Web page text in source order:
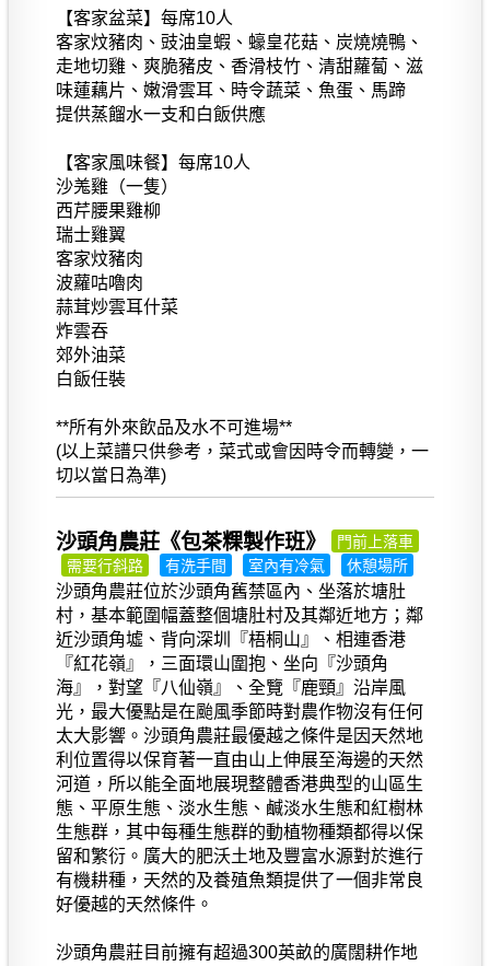
【客家盆菜】每席10人
客家炆豬肉、豉油皇蝦、蠔皇花菇、炭燒燒鴨、
走地切雞、爽脆豬皮、香滑枝竹、清甜蘿蔔、滋
味蓮藕片、嫩滑雲耳、時令蔬菜、魚蛋、馬蹄
提供蒸餾水一支和白飯供應
【客家風味餐】每席10人
沙羗雞（一隻）
西芹腰果雞柳
瑞士雞翼
客家炆豬肉
波蘿咕嚕肉
蒜茸炒雲耳什菜
炸雲吞
郊外油菜
白飯任裝
**所有外來飲品及水不可進場**
(以上菜譜只供參考，菜式或會因時令而轉變，一
切以當日為準)
沙頭角農莊《包茶粿製作班》
門前上落車
需要行斜路
有洗手間 室內有冷氣 休憩場所
沙頭角農莊位於沙頭角舊禁區內、坐落於塘肚
村，基本範圍幅蓋整個塘肚村及其鄰近地方；鄰
近沙頭角墟、背向深圳『梧桐山』、相連香港
『紅花嶺』，三面環山圍抱、坐向『沙頭角
海』，對望『八仙嶺』、全覽『鹿頸』沿岸風
光，最大優點是在颱風季節時對農作物沒有任何
太大影響。沙頭角農莊最優越之條件是因天然地
利位置得以保育著一直由山上伸展至海邊的天然
河道，所以能全面地展現整體香港典型的山區生
態、平原生態、淡水生態、鹹淡水生態和紅樹林
生態群，其中每種生態群的動植物種類都得以保
留和繁衍。廣大的肥沃土地及豐富水源對於進行
有機耕種，天然的及養殖魚類提供了一個非常良
好優越的天然條件。
沙頭角農莊目前擁有超過300英畝的廣闊耕作地